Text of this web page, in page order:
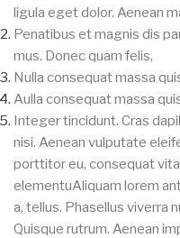
ligula eget dolor. Aenean
Penatibus et magnis dis
mus. Donec quam felis,
Nulla consequat massa
Aulla consequat massa
Integer tincidunt. Cras
nisi. Aenean vulputate
porttitor eu, consequat
elementuAliquam lorem
a, tellus. Phasellus viverra
Quisque rutrum. Aenean